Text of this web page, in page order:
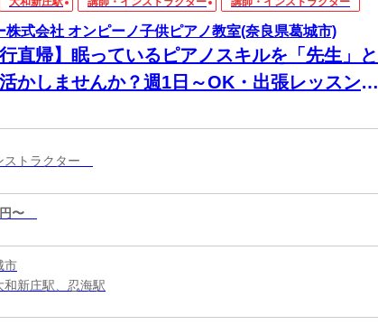
株式会社 オンピーノ子供ピアノ教室(奈良県葛城市)
行直帰】眠っているピアノスキルを「先生」と
かしませんか？週1日～OK・出張レッスン講
ストラクター
円〜
市
和新庄駅、忍海駅